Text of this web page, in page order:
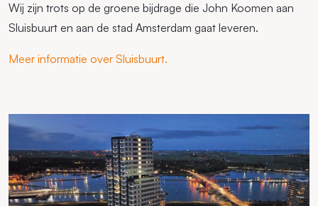
Wij zijn trots op de groene bijdrage die John Koomen aan
Sluisbuurt en aan de stad Amsterdam gaat leveren.
Meer informatie over Sluisbuurt.